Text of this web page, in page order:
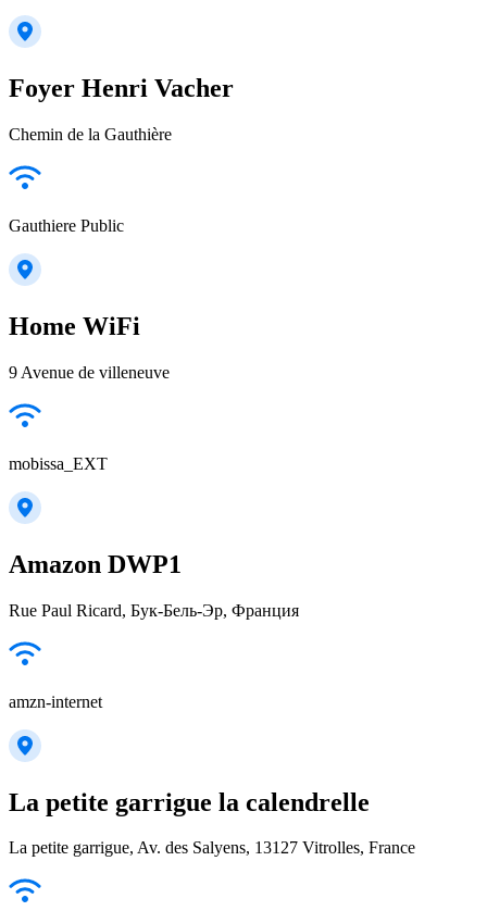
Foyer Henri Vacher
Chemin de la Gauthière
Gauthiere Public
Home WiFi
9 Avenue de villeneuve
mobissa_EXT
Amazon DWP1
Rue Paul Ricard, Бук-Бель-Эр, Франция
amzn-internet
La petite garrigue la calendrelle
La petite garrigue, Av. des Salyens, 13127 Vitrolles, France